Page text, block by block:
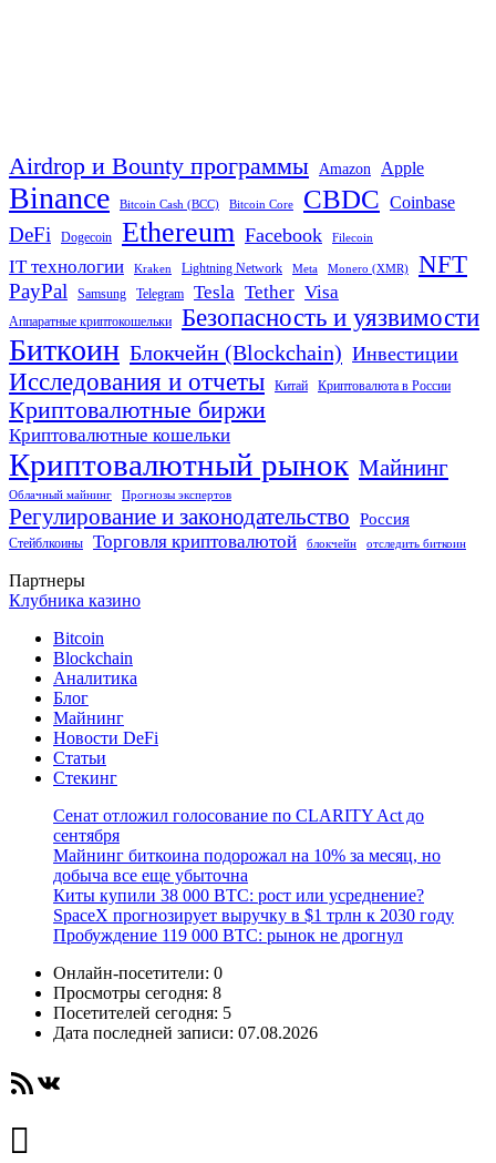
Airdrop и Bounty программы Amazon Apple
Binance Bitcoin Cash (BCC) Bitcoin Core CBDC Coinbase
DeFi Dogecoin Ethereum Facebook Filecoin
IT технологии Kraken Lightning Network Meta Monero (XMR) NFT
PayPal Samsung Telegram Tesla Tether Visa
Аппаратные криптокошельки Безопасность и уязвимости
Биткоин Блокчейн (Blockchain) Инвестиции
Исследования и отчеты Китай Криптовалюта в России
Криптовалютные биржи
Криптовалютные кошельки
Криптовалютный рынок Майнинг
Облачный майнинг Прогнозы экспертов
Регулирование и законодательство Россия
Стейблкоины Торговля криптовалютой блокчейн отследить биткоин
Партнеры
Клубника казино
Bitcoin
Blockchain
Аналитика
Блог
Майнинг
Новости DeFi
Статьи
Стекинг
Сенат отложил голосование по CLARITY Act до
сентября
Майнинг биткоина подорожал на 10% за месяц, но
добыча все еще убыточна
Киты купили 38 000 BTC: рост или усреднение?
SpaceX прогнозирует выручку в $1 трлн к 2030 году
Пробуждение 119 000 BTC: рынок не дрогнул
Онлайн-посетители: 0
Просмотры сегодня: 8
Посетителей сегодня: 5
Дата последней записи: 07.08.2026
RSS-лентаВКонтакте